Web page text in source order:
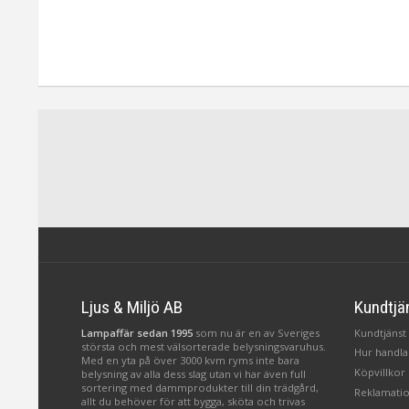
Ljus & Miljö AB
Lampaffär sedan 1995 som nu är en av Sveriges
största och mest välsorterade belysningsvaruhus.
Med en yta på över 3000 kvm ryms inte bara
belysning av alla dess slag utan vi har även full
sortering med dammprodukter till din trädgård,
allt du behöver för att bygga, sköta och trivas
Hur
Köpvillkor